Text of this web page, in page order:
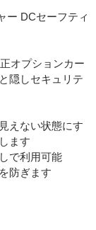
ー DCセーフティ
オプションカー
隠しセキュリテ
えない状態にす
ます
で利用可能
防ぎます